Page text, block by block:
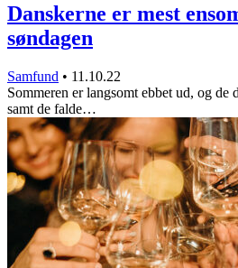
Danskerne er mest
søndagen
Samfund • 11.10.22
Sommeren er langsomt ebbet ud, og de
samt de falde…